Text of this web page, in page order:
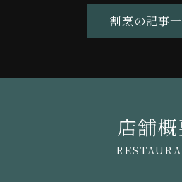
割烹の記事
店舗